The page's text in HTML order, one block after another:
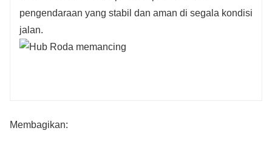
pengendaraan yang stabil dan aman di segala kondisi
jalan.
Membagikan: